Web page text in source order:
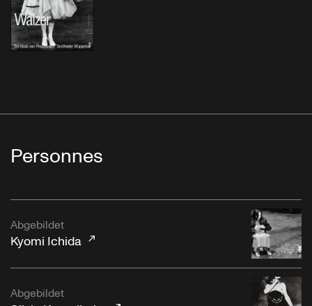
Personnes
Abgebildet
Kyomi Ichida
Abgebildet